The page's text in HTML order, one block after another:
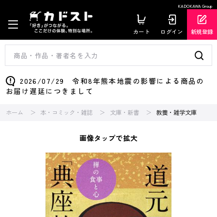
KADOKAWA Group
カート ログイン 新規登録
2026/07/29 令和8年熊本地震の影響による商品の
お届け遅延につきまして
ホーム 本・コミック・雑誌 文庫・新書 教養・雑学文庫
画像タップで拡大